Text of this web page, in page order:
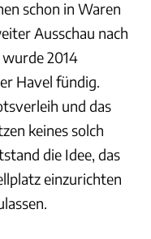
schon in Waren
Ausschau nach
2014
Havel fündig.
und das
keines solch
die Idee, das
einzurichten